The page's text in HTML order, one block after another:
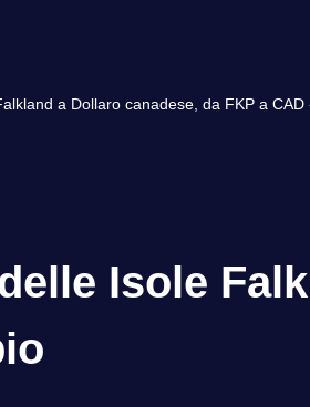
a Dollaro canadese, da FKP a
Isole